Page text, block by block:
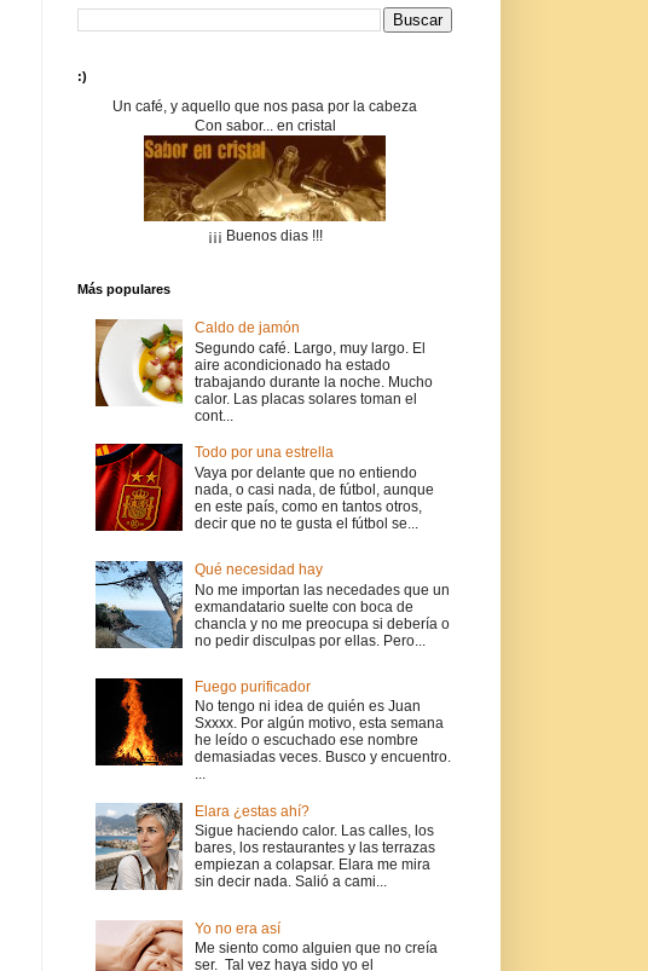
:)
Un café, y aquello que nos pasa por la cabeza
Con sabor... en cristal
¡¡¡ Buenos dias !!!
Más populares
Caldo de jamón
Segundo café. Largo, muy largo. El
aire acondicionado ha estado
trabajando durante la noche. Mucho
calor. Las placas solares toman el
cont...
Todo por una estrella
Vaya por delante que no entiendo
nada, o casi nada, de fútbol, aunque
en este país, como en tantos otros,
decir que no te gusta el fútbol se...
Qué necesidad hay
No me importan las necedades que un
exmandatario suelte con boca de
chancla y no me preocupa si debería o
no pedir disculpas por ellas. Pero...
Fuego purificador
No tengo ni idea de quién es Juan
Sxxxx. Por algún motivo, esta semana
he leído o escuchado ese nombre
demasiadas veces. Busco y encuentro.
...
Elara ¿estas ahí?
Sigue haciendo calor. Las calles, los
bares, los restaurantes y las terrazas
empiezan a colapsar. Elara me mira
sin decir nada. Salió a cami...
Yo no era así
Me siento como alguien que no creía
ser. Tal vez haya sido yo el